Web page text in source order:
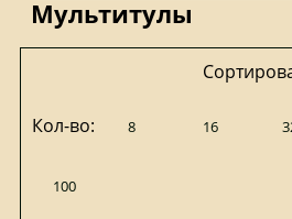
Мультитулы
Кол-во: 8 16
100